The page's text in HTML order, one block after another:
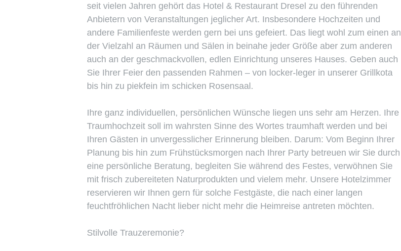
seit vielen Jahren gehört das Hotel & Restaurant Dresel zu den führenden
Anbietern von Veranstaltungen jeglicher Art. Insbesondere Hochzeiten und
andere Familienfeste werden gern bei uns gefeiert. Das liegt wohl zum einen an
der Vielzahl an Räumen und Sälen in beinahe jeder Größe aber zum anderen
auch an der geschmackvollen, edlen Einrichtung unseres Hauses. Geben auch
Sie Ihrer Feier den passenden Rahmen – von locker-leger in unserer Grillkota
bis hin zu piekfein im schicken Rosensaal.
Ihre ganz individuellen, persönlichen Wünsche liegen uns sehr am Herzen. Ihre
Traumhochzeit soll im wahrsten Sinne des Wortes traumhaft werden und bei
Ihren Gästen in unvergesslicher Erinnerung bleiben. Darum: Vom Beginn Ihrer
Planung bis hin zum Frühstücksmorgen nach Ihrer Party betreuen wir Sie durch
eine persönliche Beratung, begleiten Sie während des Festes, verwöhnen Sie
mit frisch zubereiteten Naturprodukten und vielem mehr. Unsere Hotelzimmer
reservieren wir Ihnen gern für solche Festgäste, die nach einer langen
feuchtfröhlichen Nacht lieber nicht mehr die Heimreise antreten möchten.
Stilvolle Trauzeremonie?